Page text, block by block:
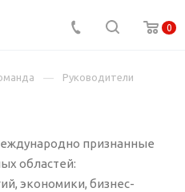
0
Руководители
признанные
областей:
экономики, бизнес-